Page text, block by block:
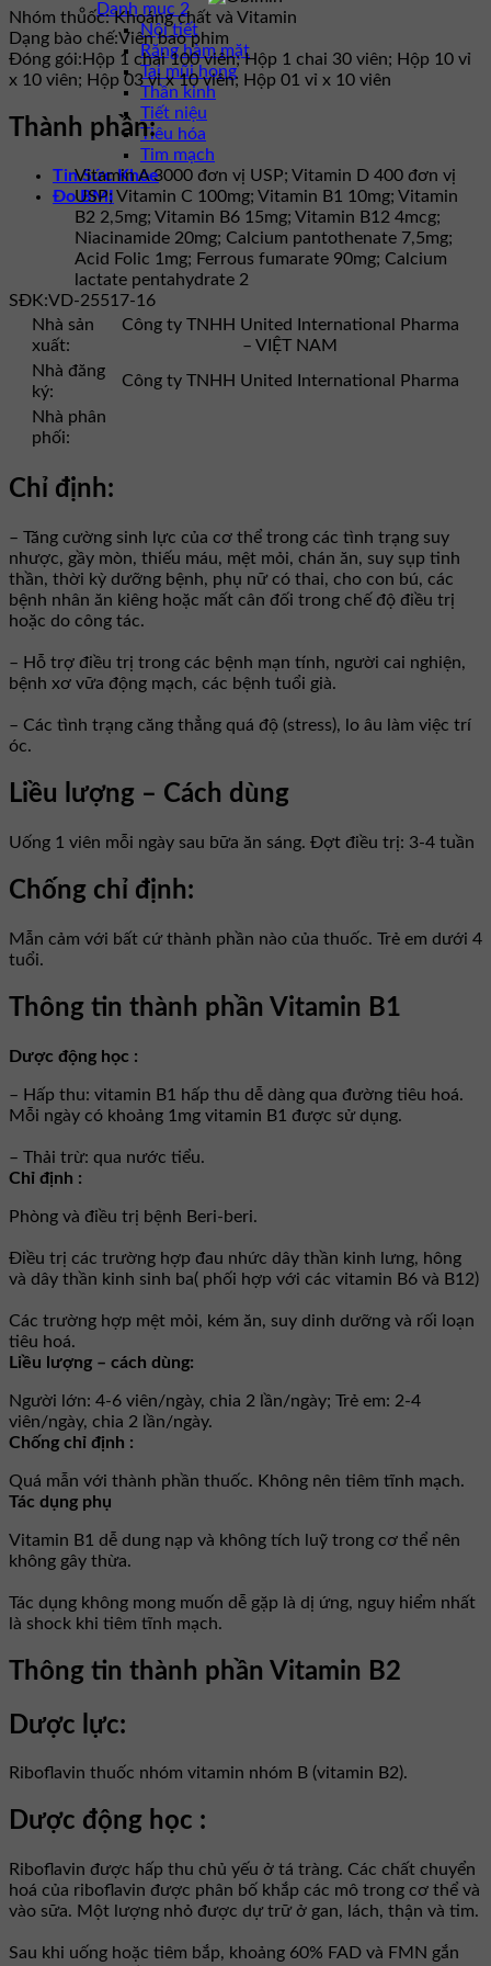
Danh mục 2
Nội tiết
Răng hàm mặt
Tai mũi họng
Thần kinh
Tiết niệu
Tiêu hóa
Tim mạch
Tin Sức Khỏe
Đo BMI
Nhóm thuốc:Khoáng chất và Vitamin
Dạng bào chế:Viên bao phim
Đóng gói: Hộp 1 chai 100 viên; Hộp 1 chai 30 viên; Hộp 10 vỉ
x 10 viên; Hộp 03 vỉ x 10 viên; Hộp 01 vỉ x 10 viên
Thành phần:
Vitamin A 3000 đơn vị USP; Vitamin D 400 đơn vị
USP; Vitamin C 100mg; Vitamin B1 10mg; Vitamin
B2 2,5mg; Vitamin B6 15mg; Vitamin B12 4mcg;
Niacinamide 20mg; Calcium pantothenate 7,5mg;
Acid Folic 1mg; Ferrous fumarate 90mg; Calcium
lactate pentahydrate 2
SĐK:VD-25517-16
Nhà sản
xuất:
Công ty TNHH United International Pharma
– VIỆT NAM
Nhà đăng
ký:
Công ty TNHH United International Pharma
Nhà phân
phối:
Chỉ định:
– Tăng cường sinh lực của cơ thể trong các tình trạng suy
nhược, gầy mòn, thiếu máu, mệt mỏi, chán ăn, suy sụp tinh
thần, thời kỳ dưỡng bệnh, phụ nữ có thai, cho con bú, các
bệnh nhân ăn kiêng hoặc mất cân đối trong chế độ điều trị
hoặc do công tác.
– Hỗ trợ điều trị trong các bệnh mạn tính, người cai nghiện,
bệnh xơ vữa động mạch, các bệnh tuổi già.
– Các tình trạng căng thẳng quá độ (stress), lo âu làm việc trí
óc.
Liều lượng – Cách dùng
Uống 1 viên mỗi ngày sau bữa ăn sáng. Đợt điều trị: 3-4 tuần
Chống chỉ định:
Mẫn cảm với bất cứ thành phần nào của thuốc. Trẻ em dưới 4
tuổi.
Thông tin thành phần Vitamin B1
Dược động học :
– Hấp thu: vitamin B1 hấp thu dễ dàng qua đường tiêu hoá.
Mỗi ngày có khoảng 1mg vitamin B1 được sử dụng.
– Thải trừ: qua nước tiểu.
Chỉ định :
Phòng và điều trị bệnh Beri-beri.
Điều trị các trường hợp đau nhức dây thần kinh lưng, hông
và dây thần kinh sinh ba( phối hợp với các vitamin B6 và B12)
Các trường hợp mệt mỏi, kém ăn, suy dinh dưỡng và rối loạn
tiêu hoá.
Liều lượng – cách dùng:
Người lớn: 4-6 viên/ngày, chia 2 lần/ngày; Trẻ em: 2-4
viên/ngày, chia 2 lần/ngày.
Chống chỉ định :
Quá mẫn với thành phần thuốc. Không nên tiêm tĩnh mạch.
Tác dụng phụ
Vitamin B1 dễ dung nạp và không tích luỹ trong cơ thể nên
không gây thừa.
Tác dụng không mong muốn dễ gặp là dị ứng, nguy hiểm nhất
là shock khi tiêm tĩnh mạch.
Thông tin thành phần Vitamin B2
Dược lực:
Riboflavin thuốc nhóm vitamin nhóm B (vitamin B2).
Dược động học :
Riboflavin được hấp thu chủ yếu ở tá tràng. Các chất chuyển
hoá của riboflavin được phân bố khắp các mô trong cơ thể và
vào sữa. Một lượng nhỏ được dự trữ ở gan, lách, thận và tim.
Sau khi uống hoặc tiêm bắp, khoảng 60% FAD và FMN gắn